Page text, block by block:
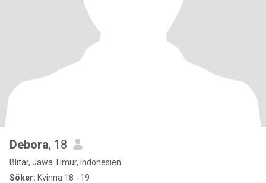
Debora, 18
Blitar, Jawa Timur, Indonesien
Söker: Kvinna 18 - 19